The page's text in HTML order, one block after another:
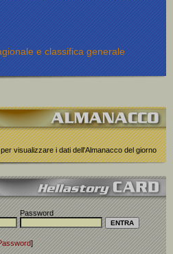
e classifica generale
visualizzare i dati dell'Almanacco del giorno
Password
]